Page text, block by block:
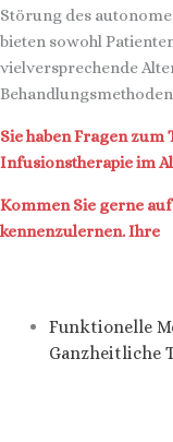
Störung des
bieten sowohl
vielversprechende
Sie haben Fragen
Infusionstherapie im
Kommen Sie gerne
kennenzulernen. Ihre
Funktionelle
Ganzheitliche